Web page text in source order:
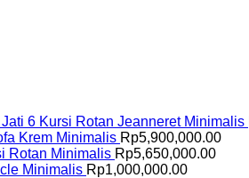
6 Kursi Rotan Jeanneret Minimalis
Krem Minimalis Rp5,900,000.00
Rotan Minimalis Rp5,650,000.00
Minimalis Rp1,000,000.00